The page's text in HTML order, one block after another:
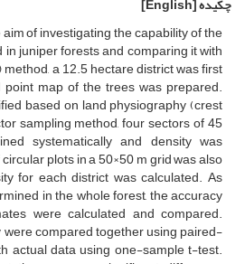
چکیده[English]
of investigating the capability of the
juniper forests and comparing it with
a 12.5 hectare district was first
map of the trees was prepared.
based on land physiography (crest
sampling method, four sectors of 45
systematically and density was
plots in a 50×50 m grid was also
for each district was calculated. As
in the whole forest, the accuracy
were calculated and compared.
compared together using paired-
actual data using one-sample t-test.